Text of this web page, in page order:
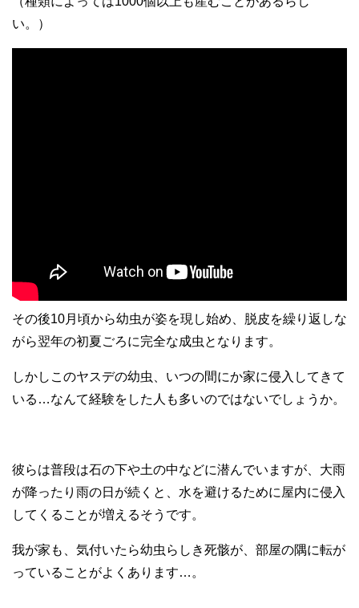
い。）
その後10月頃から幼虫が姿を現し始め、脱皮を繰り返しな
がら翌年の初夏ごろに完全な成虫となります。
しかしこのヤスデの幼虫、いつの間にか家に侵入してきて
いる…なんて経験をした人も多いのではないでしょうか。
彼らは普段は石の下や土の中などに潜んでいますが、大雨
が降ったり雨の日が続くと、水を避けるために屋内に侵入
してくることが増えるそうです。
我が家も、気付いたら幼虫らしき死骸が、部屋の隅に転が
っていることがよくあります…。